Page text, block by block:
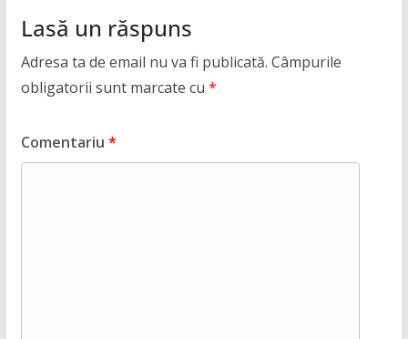
Lasă un răspuns
Adresa ta de email nu va fi publicată. Câmpurile
obligatorii sunt marcate cu *
Comentariu *